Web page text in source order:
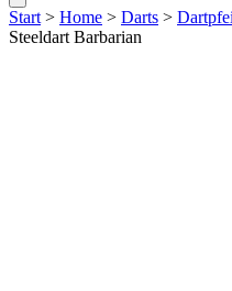
Start > Home > Darts >
Steeldart Barbarian